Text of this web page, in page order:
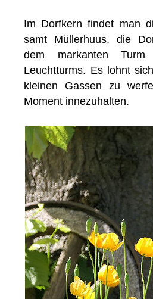
Im Dorfkern findet man
samt Müllerhuus, die
dem markanten
Leuchtturms. Es lohnt
kleinen Gassen zu
Moment innezuhalten.